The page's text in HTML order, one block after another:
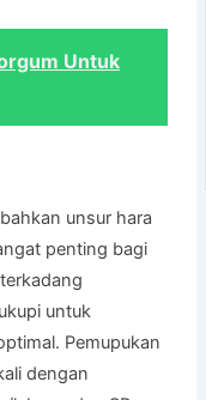
Untuk
unsur hara
penting bagi
untuk
Pemupukan
dengan